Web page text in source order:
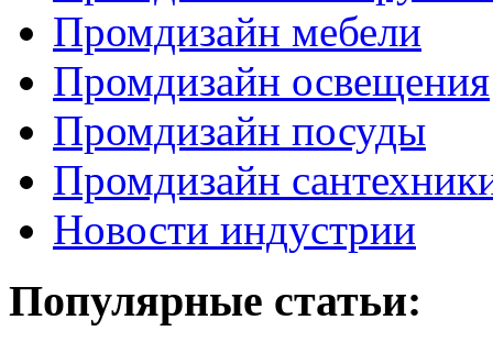
Промдизайн мебели
Промдизайн освещения
Промдизайн посуды
Промдизайн
Новости индустрии
Популярные статьи: